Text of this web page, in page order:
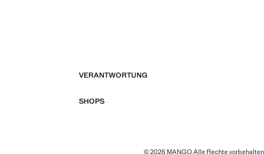
VERANTWORTUNG
SHOPS
© 2026 MANGO Alle Rechte vorbehalten